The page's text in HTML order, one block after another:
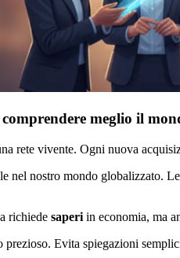
meglio il
rete vivente. Ogni nuova
nel nostro mondo globalizzato.
richiede saperi in economia, ma
Evita spiegazioni